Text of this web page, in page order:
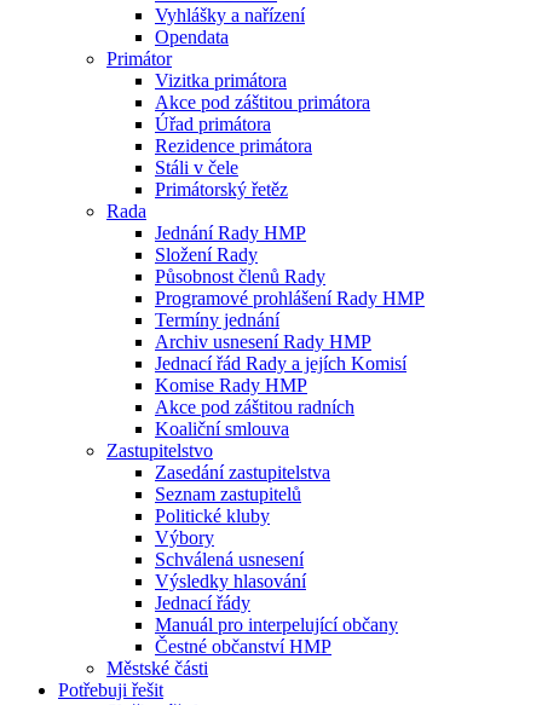
Vyhlášky a nařízení
Opendata
Primátor
Vizitka primátora
Akce pod záštitou primátora
Úřad primátora
Rezidence primátora
Stáli v čele
Primátorský řetěz
Rada
Jednání Rady HMP
Složení Rady
Působnost členů Rady
Programové prohlášení Rady HMP
Termíny jednání
Archiv usnesení Rady HMP
Jednací řád Rady a jejích Komisí
Komise Rady HMP
Akce pod záštitou radních
Koaliční smlouva
Zastupitelstvo
Zasedání zastupitelstva
Seznam zastupitelů
Politické kluby
Výbory
Schválená usnesení
Výsledky hlasování
Jednací řády
Manuál pro interpelující občany
Čestné občanství HMP
Městské části
Potřebuji řešit